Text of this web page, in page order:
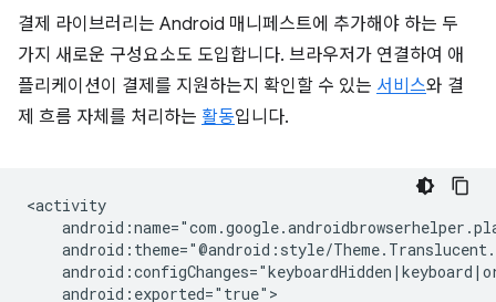
결제 라이브러리는 Android 매니페스트에 추가해야 하는 두
가지 새로운 구성요소도 도입합니다. 브라우저가 연결하여 애
플리케이션이 결제를 지원하는지 확인할 수 있는 서비스와 결
제 흐름 자체를 처리하는 활동입니다.